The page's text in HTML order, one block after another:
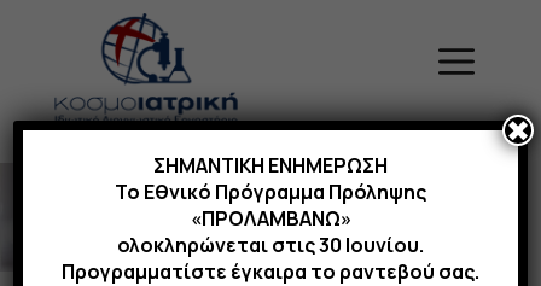
περιεχόμενο
Menu
ΣΗΜΑΝΤΙΚΗ ΕΝΗΜΕΡΩΣΗ
Το Εθνικό Πρόγραμμα Πρόληψης
«ΠΡΟΛΑΜΒΑΝΩ»
ολοκληρώνεται στις 30 Ιουνίου.
Προγραμματίστε έγκαιρα το ραντεβού σας.
✖